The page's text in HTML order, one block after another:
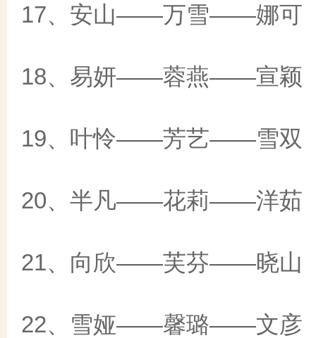
17、安山——万雪——娜可
18、易妍——蓉燕——宣颖
19、叶怜——芳艺——雪双
20、半凡——花莉——洋茹
21、向欣——芙芬——晓山
22、雪娅——馨璐——文彦